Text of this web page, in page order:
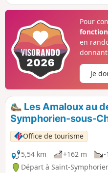
Pour
en
Je
Les Amaloux au
Symphorien-sous-
Office de tourisme
5,54 km
+162 m -
Départ à Saint-